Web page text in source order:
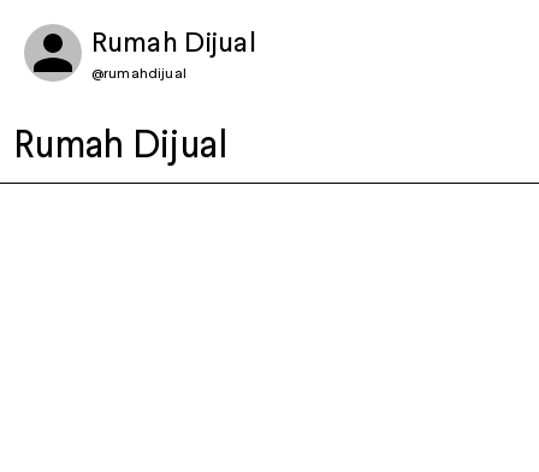
Rumah Dijual
@rumahdijual
Rumah Dijual